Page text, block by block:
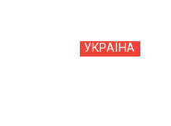
УКРАЇНА